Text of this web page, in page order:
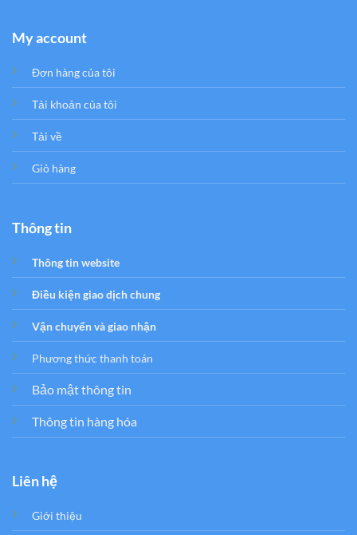
My account
Đơn hàng của tôi
Tải khoản của tôi
Tải về
Giỏ hàng
Thông tin
Thông tin website
Điều kiện giao dịch chung
Vận chuyển và giao nhận
Phương thức thanh toán
Bảo mật thông tin
Thông tin hàng hóa
Liên hệ
Giới thiệu